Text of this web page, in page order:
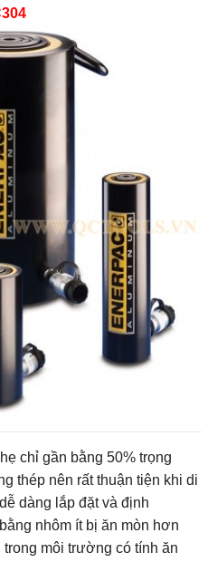
chỉ gần bằng 50% trọng
thép nên rất thuận tiện khi di
dàng lắp đặt và định
nhôm ít bị ăn mòn hơn
môi trường có tính ăn